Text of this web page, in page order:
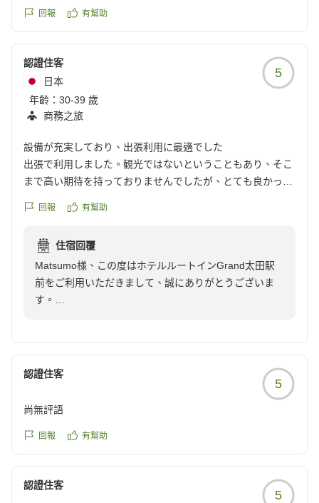
朝ごはんが1800円は少し高いかな
クチコミの詳細はこちらから
https://review.travel.rakuten.co.jp/hotel/voice/173117?
reviewId=33123478302931
回報 有幫助
認證住客
日本
年齡： 30-39 歲
商務之旅
5
設備が充実しており、出張利用に最適でした
出張で利用しました。観光ではないということもあり、そこ
まで高い期待を持っておりませんでしたが、とても良かった
ベッドが広く、Wi-Fiや空気清浄機、製氷機など設備もしっ
かりました。
一点、部屋のテレビでYouTubeやNetflixなどを見られるとも
っと嬉しかったなと思いました。
クチコミの詳細はこちらから
回報 有幫助
住宿回覆
Matsumo様、この度はホテルルートインGrand太田駅
前をご利用いただきまして、誠にありがとうございま
す。
フ一同大変嬉しく存じます。
今後はお客様からのご意見ご要望を参考にさせていただ
きより良いホテルづくりを目指してまいります。
またお目にかかれますことをスタッフ一同心より楽しみ
フロント 桂
認證住客
5
尚無評語
回報 有幫助
認證住客
5